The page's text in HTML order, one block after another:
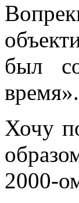
был
время».
Хочу
2000-